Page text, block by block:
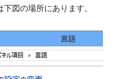
図の場所にあります。